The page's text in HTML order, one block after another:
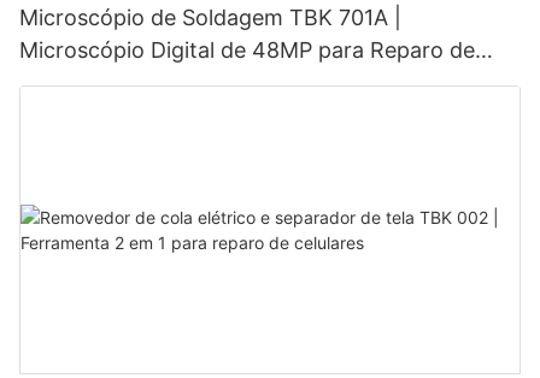
Microscópio de Soldagem TBK 701A |
Microscópio Digital de 48MP para Reparo de
Eletrônicos e Placas de Circuito Impresso